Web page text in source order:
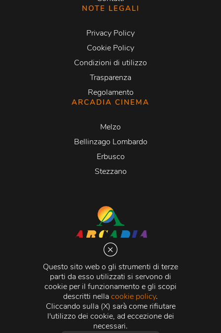
Questo sito web o gli strumenti di terze
parti da esso utilizzati si servono di
cookie per il funzionamento e gli scopi
descritti nellacookie policy.
Cliccando sulla (X) sarà come rifiutare
l'utilizzo dei cookie, ad eccezione dei
necessari.
NOTE LEGALI
Privacy Policy
Cookie Policy
Condizioni di utilizzo
Trasparenza
Regolamento
ARCADIA CINEMA
Melzo
Bellinzago Lombardo
Erbusco
Stezzano
Via Martiri della Libertà 20066 Melzo (MI)
C.C.I.A.A. - R.E.A di Milano n. 1427910
Registro delle Imprese di Milano n. 338392 -
Fiscale e Partita Iva11015840157 | Capitale Sociale
500.000,00 i.v.
Credits:Crea Informatica S.r.l. 2026 © Tutti i diritti
riservati.